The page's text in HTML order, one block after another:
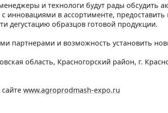
и технологи будут рады обсудить
инновациями в ассортименте,
дегустацию образцов готовой продукции.
партнерами и возможность установить
область, Красногорский район, г.
www.agroprodmash-expo.ru